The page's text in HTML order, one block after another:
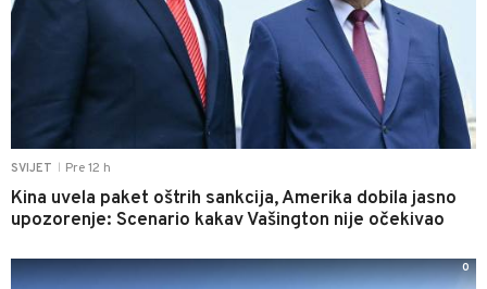
SVIJET Pre 12 h
Kina uvela paket oštrih sankcija, Amerika dobila jasno
upozorenje: Scenario kakav Vašington nije očekivao
0